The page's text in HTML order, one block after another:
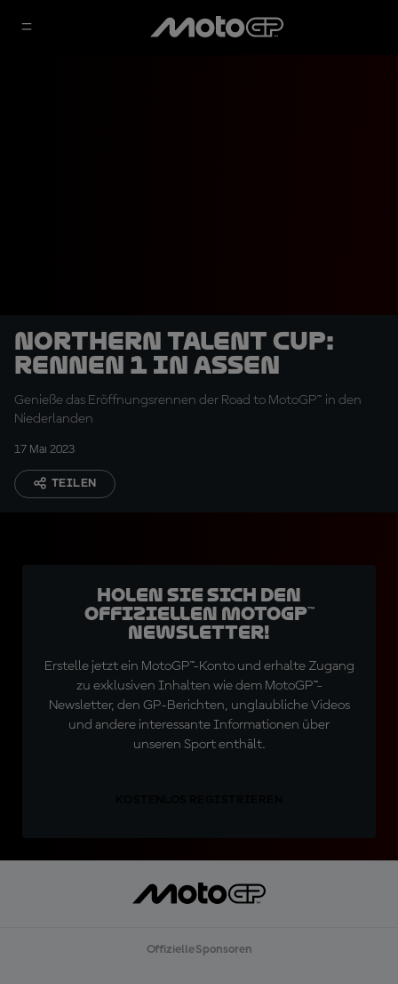
Northern Talent Cup:
Rennen 1 in Assen
Genieße das Eröffnungsrennen der Road to MotoGP™ in den
Niederlanden
17 Mai 2023
TEILEN
Holen Sie sich den
offiziellen MotoGP™
Newsletter!
Erstelle jetzt ein MotoGP™-Konto und erhalte Zugang
zu exklusiven Inhalten wie dem MotoGP™-
Newsletter, den GP-Berichten, unglaubliche Videos
und andere interessante Informationen über
unseren Sport enthält.
Offizielle Sponsoren